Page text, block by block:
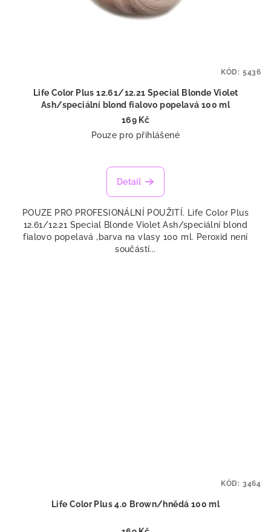
Life Color Plus 12.61/12.21 Special Blonde Violet
Ash/speciální blond fialovo popelavá 100 ml
169 Kč
Pouze pro přihlášené
Detail
POUZE PRO PROFESIONÁLNÍ POUŽITÍ. Life Color Plus
12.61/12.21 Special Blonde Violet Ash/speciální blond
fialovo popelavá ,barva na vlasy 100 ml. Peroxid není
součástí...
KÓD: 5436
Life Color Plus 4.0 Brown/hnědá 100 ml
KÓD: 3464